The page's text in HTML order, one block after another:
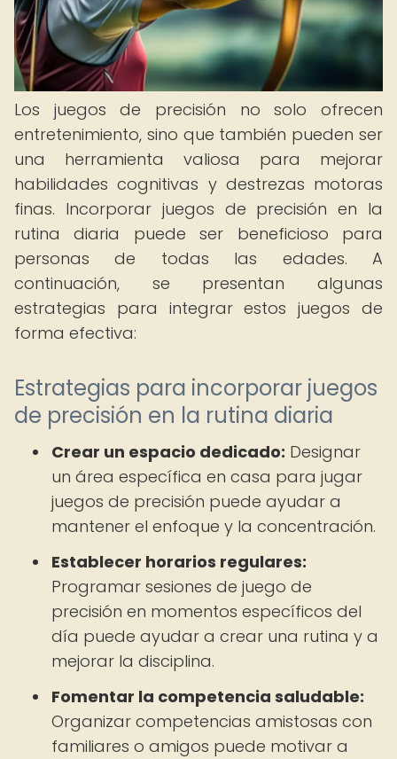
Los juegos de precisión no solo ofrecen
entretenimiento, sino que también pueden ser
una herramienta valiosa para mejorar
habilidades cognitivas y destrezas motoras
finas. Incorporar juegos de precisión en la
rutina diaria puede ser beneficioso para
personas de todas las edades. A
continuación, se presentan algunas
estrategias para integrar estos juegos de
forma efectiva:
Estrategias para incorporar juegos
de precisión en la rutina diaria
Crear un espacio dedicado: Designar
un área específica en casa para jugar
juegos de precisión puede ayudar a
mantener el enfoque y la concentración.
Establecer horarios regulares:
Programar sesiones de juego de
precisión en momentos específicos del
día puede ayudar a crear una rutina y a
mejorar la disciplina.
Fomentar la competencia saludable:
Organizar competencias amistosas con
familiares o amigos puede motivar a